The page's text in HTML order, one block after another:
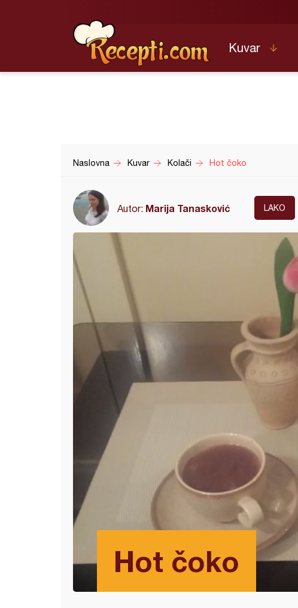
Kuvar
Naslovna Kuvar Kolači Hot čoko
Autor: Marija Tanasković LAKO
Hot čoko